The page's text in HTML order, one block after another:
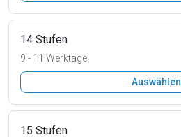
14 Stufen
9 - 11 Werktage
Auswählen
15 Stufen